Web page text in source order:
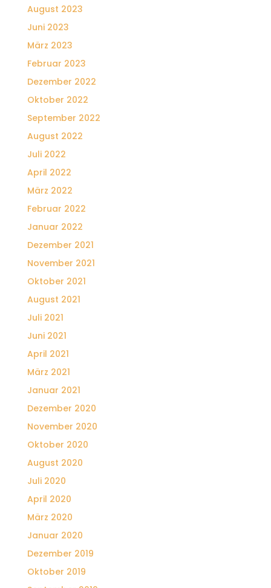
August 2023
Juni 2023
März 2023
Februar 2023
Dezember 2022
Oktober 2022
September 2022
August 2022
Juli 2022
April 2022
März 2022
Februar 2022
Januar 2022
Dezember 2021
November 2021
Oktober 2021
August 2021
Juli 2021
Juni 2021
April 2021
März 2021
Januar 2021
Dezember 2020
November 2020
Oktober 2020
August 2020
Juli 2020
April 2020
März 2020
Januar 2020
Dezember 2019
Oktober 2019